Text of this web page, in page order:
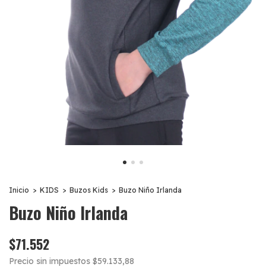
Inicio > KIDS > Buzos Kids > Buzo Niño Irlanda
Buzo Niño Irlanda
$71.552
Precio sin impuestos $59.133,88